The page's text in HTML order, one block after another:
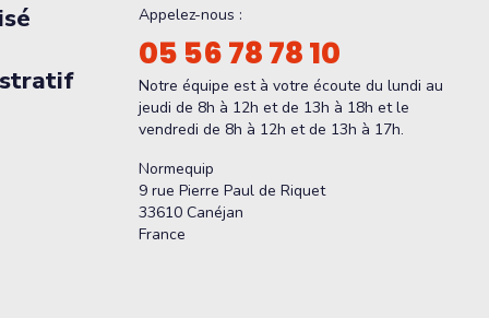
Appelez-nous :
05 56 78 78 10
Notre équipe est à votre écoute du lundi au
jeudi de 8h à 12h et de 13h à 18h et le
vendredi de 8h à 12h et de 13h à 17h.
Normequip
9 rue Pierre Paul de Riquet
33610 Canéjan
France